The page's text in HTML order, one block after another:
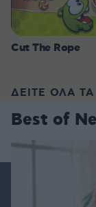
Cut The Rope
ΔΕΙΤΕ ΟΛΑ ΤΑ
Best of